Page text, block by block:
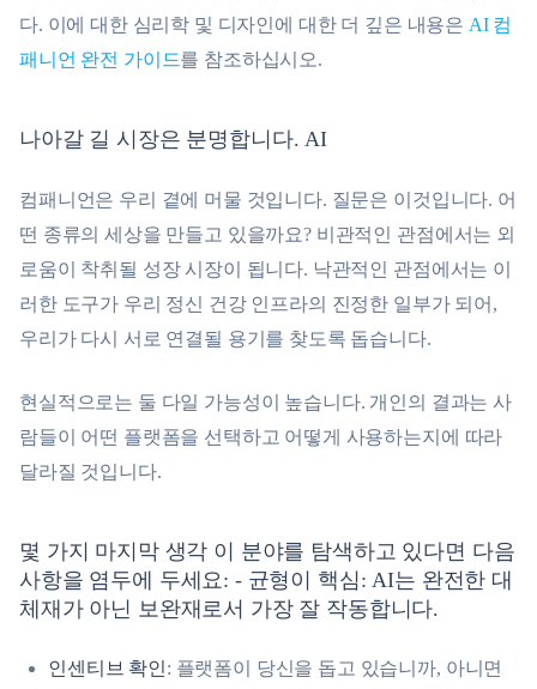
다. 이에 대한 심리학 및 디자인에 대한 더 깊은 내용은 AI 컴
패니언 완전 가이드를 참조하십시오.
나아갈 길 시장은 분명합니다. AI
컴패니언은 우리 곁에 머물 것입니다. 질문은 이것입니다. 어
떤 종류의 세상을 만들고 있을까요? 비관적인 관점에서는 외
로움이 착취될 성장 시장이 됩니다. 낙관적인 관점에서는 이
러한 도구가 우리 정신 건강 인프라의 진정한 일부가 되어,
우리가 다시 서로 연결될 용기를 찾도록 돕습니다.
현실적으로는 둘 다일 가능성이 높습니다. 개인의 결과는 사
람들이 어떤 플랫폼을 선택하고 어떻게 사용하는지에 따라
달라질 것입니다.
몇 가지 마지막 생각 이 분야를 탐색하고 있다면 다음
사항을 염두에 두세요: - 균형이 핵심: AI는 완전한 대
체재가 아닌 보완재로서 가장 잘 작동합니다.
인센티브 확인: 플랫폼이 당신을 돕고 있습니까, 아니면